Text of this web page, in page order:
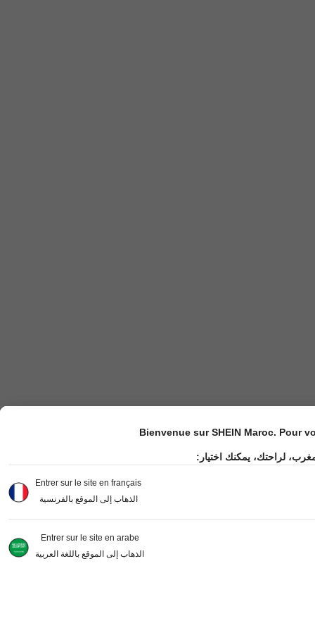
Bienvenue sur SHEIN Maroc. Pour
لراحتك، يمكنك اختيار:
Entrer sur le site en français
الذهاب إلى الموقع بالفرنسية
Entrer sur le site en arabe
الذهاب إلى الموقع باللغة العربية